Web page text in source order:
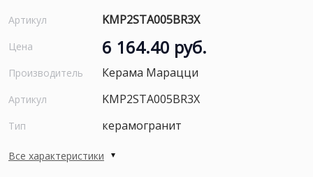
Артикул KMP2STA005BR3X
Цена 6 164.40 руб.
Производитель Керама Марацци
Артикул KMP2STA005BR3X
Тип керамогранит
Все характеристики